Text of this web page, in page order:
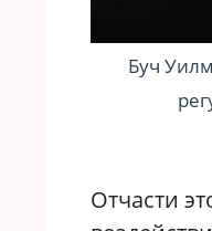
Буч
Отчасти